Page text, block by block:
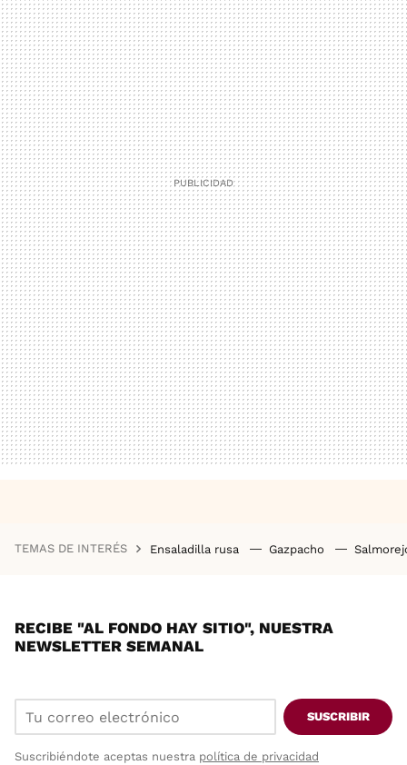
TEMAS DE INTERÉS Ensaladilla rusa Gazpacho
RECIBE "AL FONDO HAY SITIO", NUESTRA
NEWSLETTER SEMANAL
SUSCRIBIR
Suscribiéndote aceptas nuestra política de privacidad